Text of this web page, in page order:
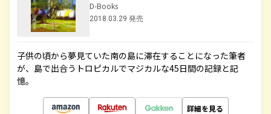
D-Books
2018.03.29 発売
子供の頃から夢見ていた南の島に滞在することになった筆者
が、島で出合うトロピカルでマジカルな45日間の記録と記
憶。
詳細を見る